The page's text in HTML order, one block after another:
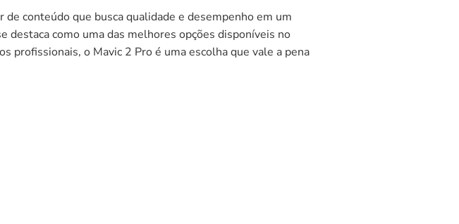
conteúdo que busca qualidade e desempenho em um
destaca como uma das melhores opções disponíveis no
profissionais, o Mavic 2 Pro é uma escolha que vale a pena